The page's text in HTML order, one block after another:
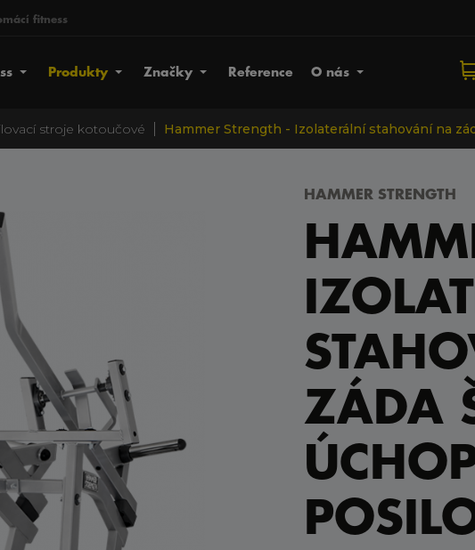
stroje kotoučové Hammer Strength - Izolaterální stahování na
fitness
Produkty Značky Reference O nás
HAMMER STRENGTH
ZÁDA